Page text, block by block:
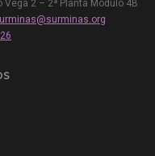
Vega 2 – 2ª Planta Módulo 4B